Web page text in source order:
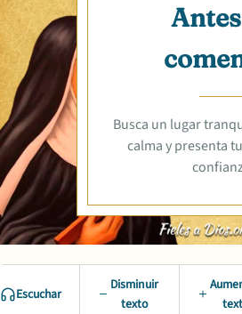
Busca un lugar
calma y presenta
Escuchar
Disminuir
texto